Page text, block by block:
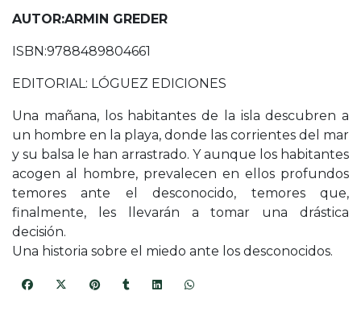
AUTOR:ARMIN GREDER
ISBN:9788489804661
EDITORIAL: LÓGUEZ EDICIONES
Una mañana, los habitantes de la isla descubren a
un hombre en la playa, donde las corrientes del mar
y su balsa le han arrastrado. Y aunque los habitantes
acogen al hombre, prevalecen en ellos profundos
temores ante el desconocido, temores que,
finalmente, les llevarán a tomar una drástica
decisión.
Una historia sobre el miedo ante los desconocidos.